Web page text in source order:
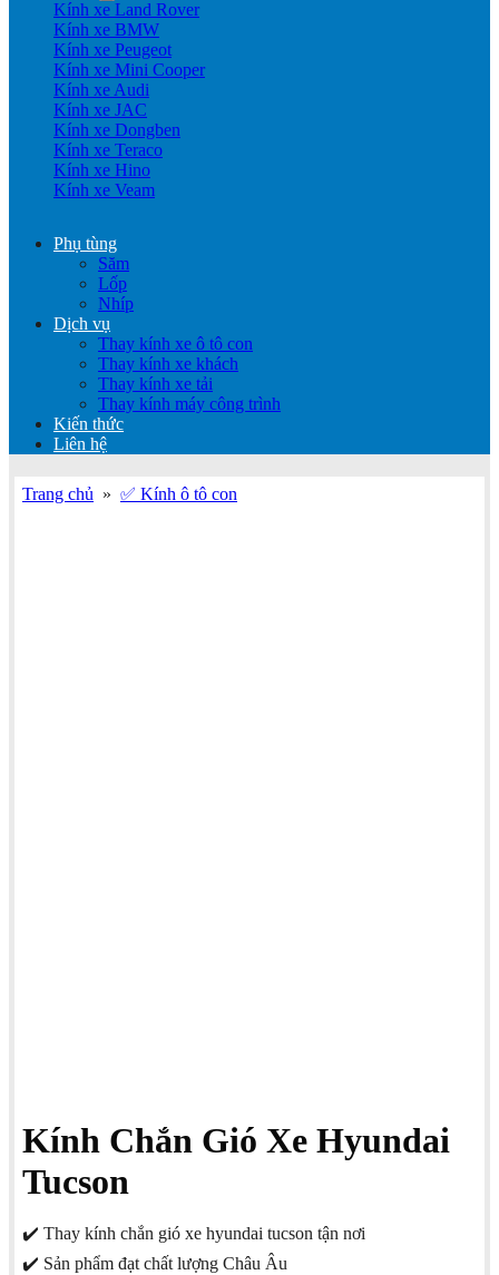
Kính xe Land Rover
Kính xe BMW
Kính xe Peugeot
Kính xe Mini Cooper
Kính xe Audi
Kính xe JAC
Kính xe Dongben
Kính xe Teraco
Kính xe Hino
Kính xe Veam
Phụ tùng
Săm
Lốp
Nhíp
Dịch vụ
Thay kính xe ô tô con
Thay kính xe khách
Thay kính xe tải
Thay kính máy công trình
Kiến thức
Liên hệ
Trang chủ » ✅ Kính ô tô con
Kính Chắn Gió Xe Hyundai
Tucson
✔️ Thay kính chắn gió xe hyundai tucson tận nơi
✔️ Sản phẩm đạt chất lượng Châu Âu